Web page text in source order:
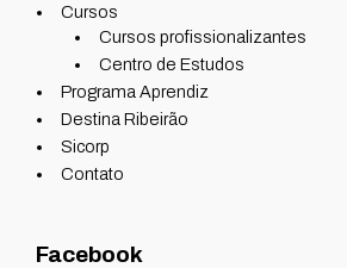
Cursos
Cursos profissionalizantes
Centro de Estudos
Programa Aprendiz
Destina Ribeirão
Sicorp
Contato
Facebook